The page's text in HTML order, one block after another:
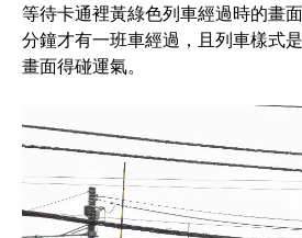
等待卡通裡黃綠色列車經過時的畫
分鐘才有一班車經過，且列車樣式
畫面得碰運氣。